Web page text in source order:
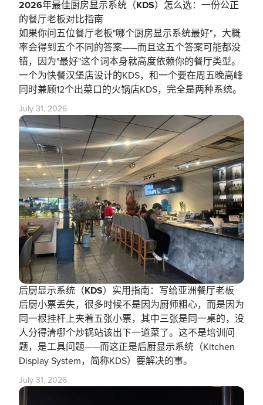
2026年最佳厨房显示系统（KDS）怎么选：一份公正
的餐厅老板对比指南
如果你问五位餐厅老板"哪个厨房显示系统最好"，大概
率会得到五个不同的答案——而且这五个答案可能都没
错，因为"最好"这个词本身就高度依赖你的餐厅类型。
一个为快餐汉堡店设计的KDS，和一个要在周五晚高峰
同时兼顾12个出菜口的火锅店KDS，完全是两种系统。
July 31, 2026
后厨显示系统（KDS）实用指南：写给亚洲餐厅老板
后厨小票丢失，很多时候不是因为厨师粗心，而是因为
同一根挂杆上夹着五张小票，其中三张是同一桌的，没
人分得清哪个炒锅站该出下一道菜了。这不是培训问
题，是工具问题——而这正是后厨显示系统（Kitchen
Display System，简称KDS）要解决的事。
July 31, 2026